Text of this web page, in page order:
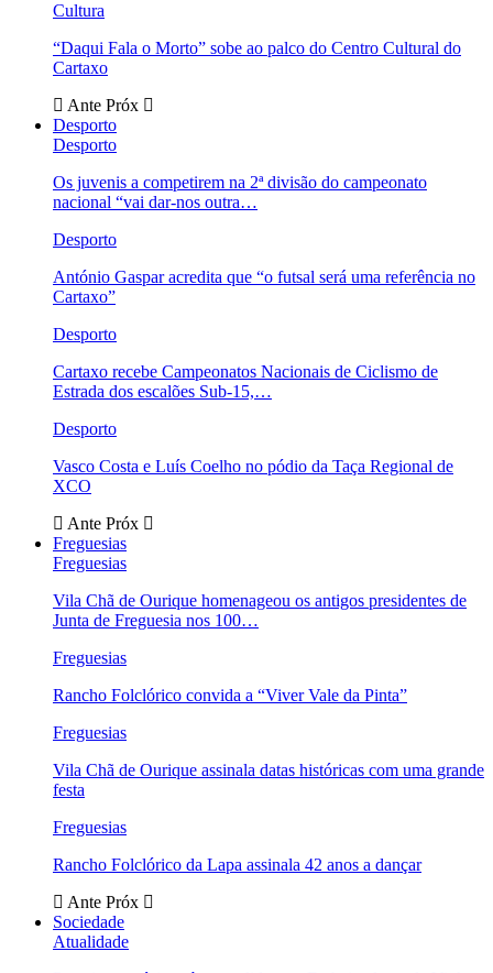
Cultura
“Daqui Fala o Morto” sobe ao palco do Centro Cultural do
Cartaxo
Ante Próx
Desporto
Desporto
Os juvenis a competirem na 2ª divisão do campeonato
nacional “vai dar-nos outra…
Desporto
António Gaspar acredita que “o futsal será uma referência no
Cartaxo”
Desporto
Cartaxo recebe Campeonatos Nacionais de Ciclismo de
Estrada dos escalões Sub-15,…
Desporto
Vasco Costa e Luís Coelho no pódio da Taça Regional de
XCO
Ante Próx
Freguesias
Freguesias
Vila Chã de Ourique homenageou os antigos presidentes de
Junta de Freguesia nos 100…
Freguesias
Rancho Folclórico convida a “Viver Vale da Pinta”
Freguesias
Vila Chã de Ourique assinala datas históricas com uma grande
festa
Freguesias
Rancho Folclórico da Lapa assinala 42 anos a dançar
Ante Próx
Sociedade
Atualidade